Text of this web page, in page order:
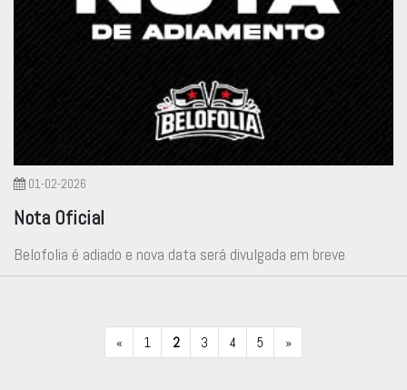
01-02-2026
Nota Oficial
Belofolia é adiado e nova data será divulgada em breve
« 1 2 3 4 5 »